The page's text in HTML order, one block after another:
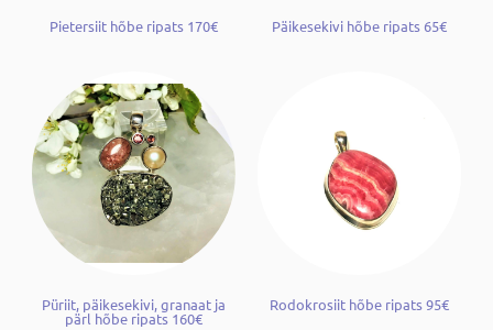
Pietersiit hõbe ripats 170€ Päikesekivi hõbe ripats 65€
Püriit, päikesekivi, granaat ja
pärl hõbe ripats 160€
Rodokrosiit hõbe ripats 95€